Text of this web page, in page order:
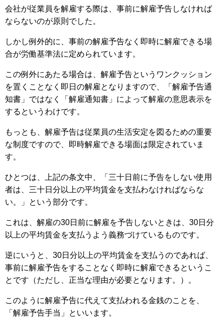
会社が従業員を解雇する際は、事前に解雇予告しなければ
ならないのが原則でした。
しかし例外的に、事前の解雇予告なく即時に解雇できる場
合が労働基準法に定められています。
この例外にあたる場合は、解雇予告というワンクッション
を置くことなく即日の解雇となりますので、「解雇予告通
知書」ではなく「解雇通知書」によって解雇の意思表示を
するというわけです。
もっとも、解雇予告は従業員の生活安定を図るための重要
な制度ですので、即時解雇できる場面は限定されていま
す。
ひとつは、上記の条文中、「三十日前に予告をしない使用
者は、三十日分以上の平均賃金を支払わなければならな
い。」という部分です。
これは、解雇の30日前に解雇を予告しないときは、30日分
以上の平均賃金を支払うよう義務づけているものです。
逆にいうと、30日分以上の平均賃金を支払うのであれば、
事前に解雇予告をすることなく即時に解雇できるというこ
とです（ただし、正当な理由が必要となります。）。
このように解雇予告に代えて支払われる金銭のことを、
「解雇予告手当」といいます。